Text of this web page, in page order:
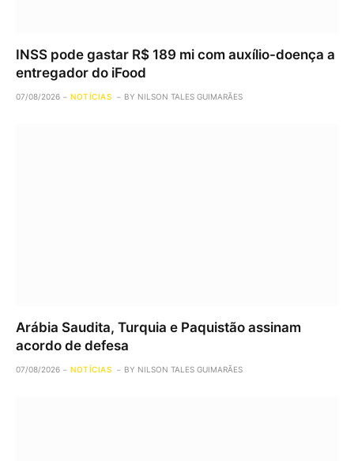
INSS pode gastar R$ 189 mi com auxílio-doença a
entregador do iFood
07/08/2026 NOTÍCIAS BY NILSON TALES GUIMARÃES
Arábia Saudita, Turquia e Paquistão assinam
acordo de defesa
07/08/2026 NOTÍCIAS BY NILSON TALES GUIMARÃES